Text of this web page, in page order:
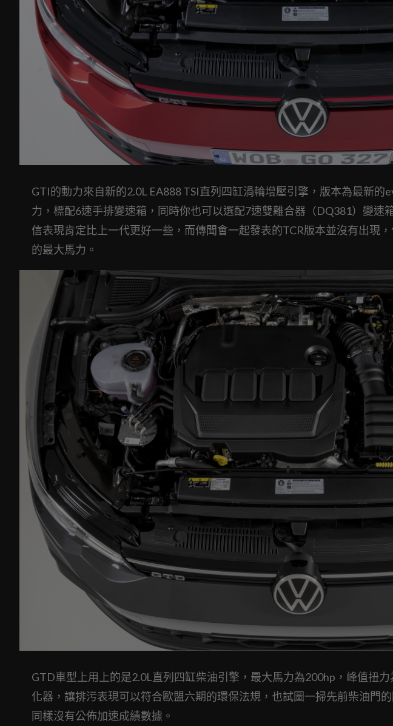
GTI的動力來自新的2.0L EA888 TSI直列四缸渦輪增壓引擎，版本為最新的
力，標配6速手排變速箱，同時你也可以選配7速雙離合器（DQ381）變速
信表現肯定比上一代更好一些，而傳聞會一起發表的TCR版本並沒有出現
的最大馬力。
GTD車型上用上的是2.0L直列四缸柴油引擎，最大馬力為200hp，峰值扭
化器，讓排污表現可以符合歐盟六期的環保法規，也試圖一掃先前柴油門
同樣沒有公佈加速成績數據。